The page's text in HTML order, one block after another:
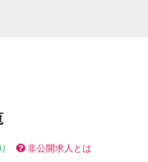
非公開求人とは